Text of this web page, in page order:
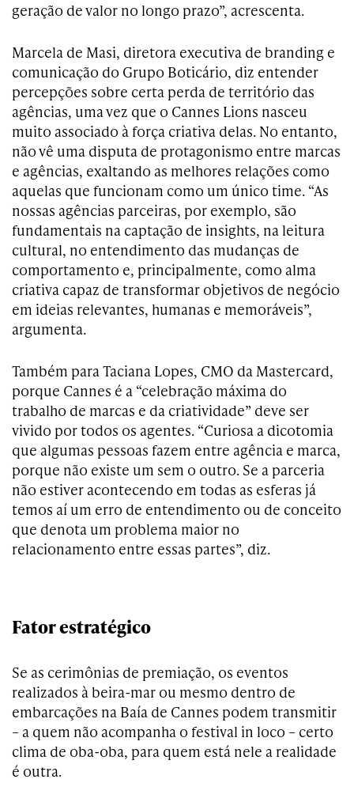
geração de valor no longo prazo”, acrescenta.
Marcela de Masi, diretora executiva de branding e
comunicação do Grupo Boticário, diz entender
percepções sobre certa perda de território das
agências, uma vez que o Cannes Lions nasceu
muito associado à força criativa delas. No entanto,
não vê uma disputa de protagonismo entre marcas
e agências, exaltando as melhores relações como
aquelas que funcionam como um único time. “As
nossas agências parceiras, por exemplo, são
fundamentais na captação de insights, na leitura
cultural, no entendimento das mudanças de
comportamento e, principalmente, como alma
criativa capaz de transformar objetivos de negócio
em ideias relevantes, humanas e memoráveis”,
argumenta.
Também para Taciana Lopes, CMO da Mastercard,
porque Cannes é a “celebração máxima do
trabalho de marcas e da criatividade” deve ser
vivido por todos os agentes. “Curiosa a dicotomia
que algumas pessoas fazem entre agência e marca,
porque não existe um sem o outro. Se a parceria
não estiver acontecendo em todas as esferas já
temos aí um erro de entendimento ou de conceito
que denota um problema maior no
relacionamento entre essas partes”, diz.
Fator estratégico
Se as cerimônias de premiação, os eventos
realizados à beira-mar ou mesmo dentro de
embarcações na Baía de Cannes podem transmitir
– a quem não acompanha o festival in loco – certo
clima de oba-oba, para quem está nele a realidade
é outra.